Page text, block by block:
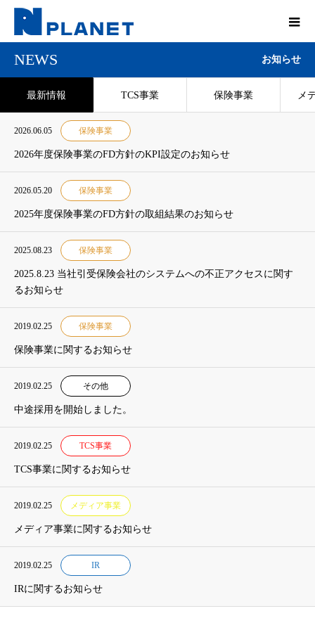
NEWS お知らせ
最新情報 TCS事業 保険事業 メ
2026.06.05 保険事業
2026年度保険事業のFD方針のKPI設定のお知らせ
2026.05.20 保険事業
2025年度保険事業のFD方針の取組結果のお知らせ
2025.08.23 保険事業
2025.8.23 当社引受保険会社のシステムへの不正アクセスに関す
るお知らせ
2019.02.25 保険事業
保険事業に関するお知らせ
2019.02.25 その他
中途採用を開始しました。
2019.02.25 TCS事業
TCS事業に関するお知らせ
2019.02.25 メディア事業
メディア事業に関するお知らせ
2019.02.25 IR
IRに関するお知らせ